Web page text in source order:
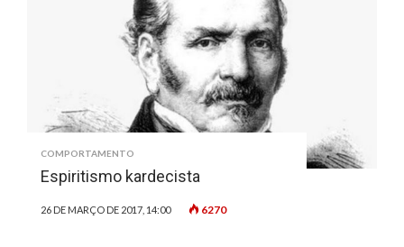
COMPORTAMENTO
Espiritismo kardecista
26 DE MARÇO DE 2017, 14:00 6270